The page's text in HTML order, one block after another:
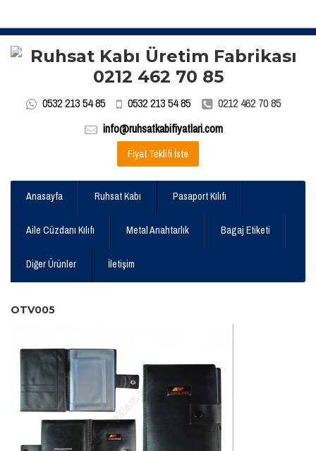
0532 213 54 85 0532 213 54 85
0212 462 70 85
info@ruhsatkabifiyatlari.com
Fiyat Teklifi İste
Anasayfa Ruhsat Kabı Pasaport Kılıfı
Aile Cüzdanı Kılıfı Metal Anahtarlık Bagaj Etiketi
Diğer Ürünler İletişim
OTV005